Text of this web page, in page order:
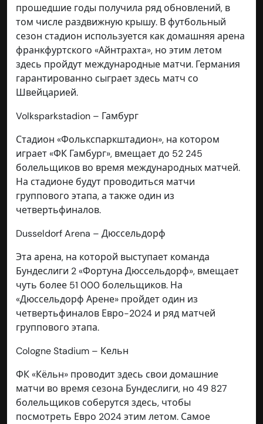
прошедшие годы получила ряд обновлений, в
том числе раздвижную крышу. В футбольный
сезон стадион используется как домашняя арена
франкфуртского «Айнтрахта», но этим летом
здесь пройдут международные матчи. Германия
гарантированно сыграет здесь матч со
Швейцарией.
Volksparkstadion – Гамбург
Стадион «Фолькспаркштадион», на котором
играет «ФК Гамбург», вмещает до 52 245
болельщиков во время международных матчей.
На стадионе будут проводиться матчи
группового этапа, а также один из
четвертьфиналов.
Dusseldorf Arena – Дюссельдорф
Эта арена, на которой выступает команда
Бундеслиги 2 «Фортуна Дюссельдорф», вмещает
чуть более 51 000 болельщиков. На
«Дюссельдорф Арене» пройдет один из
четвертьфиналов Евро-2024 и ряд матчей
группового этапа.
Cologne Stadium – Кельн
ФК «Кёльн» проводит здесь свои домашние
матчи во время сезона Бундеслиги, но 49 827
болельщиков соберутся здесь, чтобы
посмотреть Евро 2024 этим летом. Самое